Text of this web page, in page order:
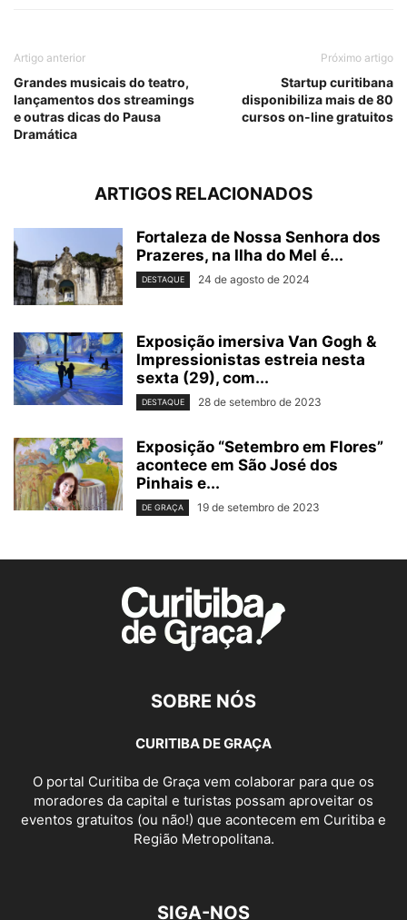
Artigo anterior
Grandes musicais do teatro,
lançamentos dos streamings
e outras dicas do Pausa
Dramática
Próximo artigo
Startup curitibana
disponibiliza mais de 80
cursos on-line gratuitos
ARTIGOS RELACIONADOS
Fortaleza de Nossa Senhora dos
Prazeres, na Ilha do Mel é...
DESTAQUE 24 de agosto de 2024
Exposição imersiva Van Gogh &
Impressionistas estreia nesta
sexta (29), com...
DESTAQUE 28 de setembro de 2023
Exposição “Setembro em Flores”
acontece em São José dos
Pinhais e...
DE GRAÇA 19 de setembro de 2023
SOBRE NÓS
CURITIBA DE GRAÇA
O portal Curitiba de Graça vem colaborar para que os
moradores da capital e turistas possam aproveitar os
eventos gratuitos (ou não!) que acontecem em Curitiba e
Região Metropolitana.
SIGA-NOS